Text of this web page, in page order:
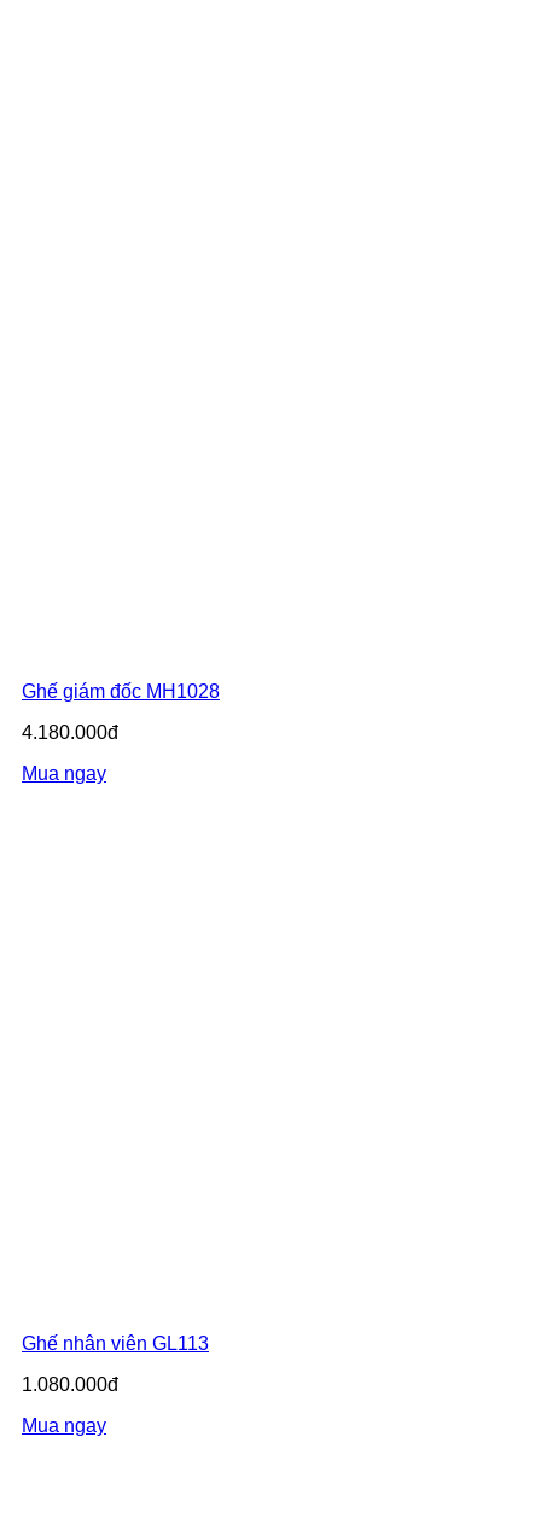
Ghế giám đốc MH1028
4.180.000đ
Mua ngay
Ghế nhân viên GL113
1.080.000đ
Mua ngay